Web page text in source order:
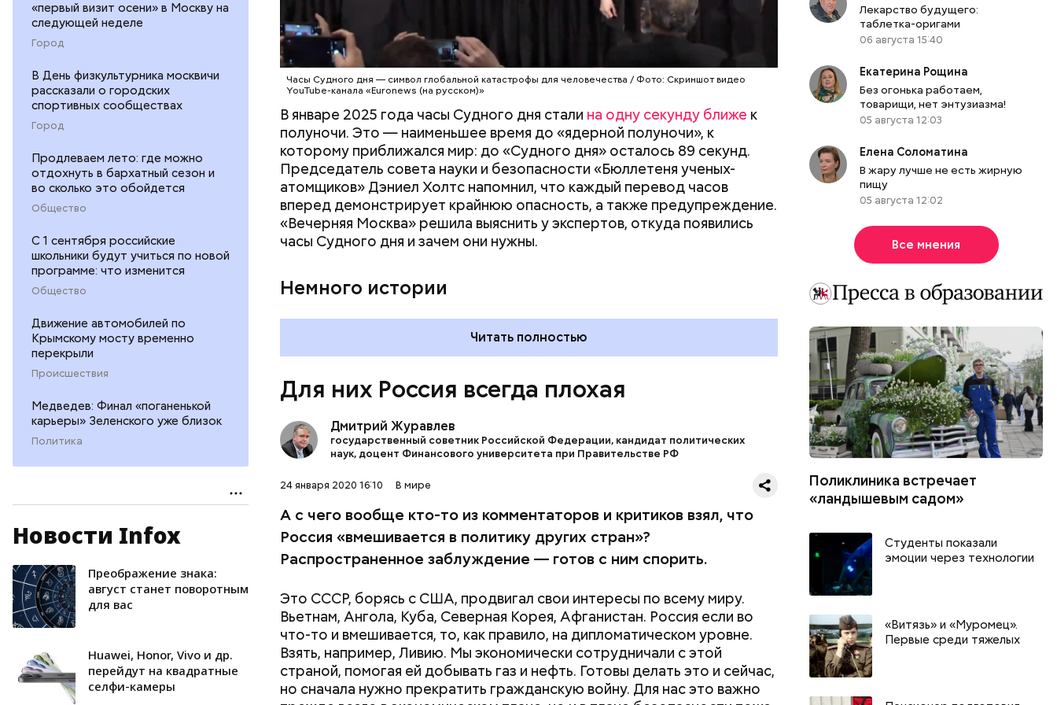
«первый визит осени» в Москву на
следующей неделе
Город
В День физкультурника москвичи
рассказали о городских
спортивных сообществах
Город
Продлеваем лето: где можно
отдохнуть в бархатный сезон и
во сколько это обойдется
Общество
С 1 сентября российские
школьники будут учиться по новой
программе: что изменится
Общество
Движение автомобилей по
Крымскому мосту временно
перекрыли
Происшествия
Медведев: Финал «поганенькой
карьеры» Зеленского уже близок
Политика
Новости Infox
Преображение знака:
август станет поворотным
для вас
Huawei, Honor, Vivo и др.
перейдут на квадратные
селфи-камеры
Часы Судного дня — символ глобальной катастрофы для человечества / Фото: Скриншот видео
YouTube-канала «Euronews (на русском)»
В январе 2025 года часы Судного дня стали на одну секунду ближе к
полуночи. Это — наименьшее время до «ядерной полуночи», к
которому приближался мир: до «Судного дня» осталось 89 секунд.
Председатель совета науки и безопасности «Бюллетеня ученых-
атомщиков» Дэниел Холтс напомнил, что каждый перевод часов
вперед демонстрирует крайнюю опасность, а также предупреждение.
«Вечерняя Москва» решила выяснить у экспертов, откуда появились
часы Судного дня и зачем они нужны.
Немного истории
перспективы отправиться в «атомный рай», с 2007 года на стрелку
часов влияет еще одна глобальная угроза — климатические изменения.
Читать полностью
Для них Россия всегда плохая
Дмитрий Журавлев
государственный советник Российской Федерации, кандидат политических
наук, доцент Финансового университета при Правительстве РФ
24 января 2020 16:10 В мире
А с чего вообще кто-то из комментаторов и критиков взял, что
Россия «вмешивается в политику других стран»?
Распространенное заблуждение — готов с ним спорить.
Это СССР, борясь с США, продвигал свои интересы по всему миру.
Вьетнам, Ангола, Куба, Северная Корея, Афганистан. Россия если во
что-то и вмешивается, то, как правило, на дипломатическом уровне.
Взять, например, Ливию. Мы экономически сотрудничали с этой
страной, помогая ей добывать газ и нефть. Готовы делать это и сейчас,
но сначала нужно прекратить гражданскую войну. Для нас это важно
Ведь аравийская — намного дешевле. Она, во-первых, легко
добывается, а во-вторых, ее в трубах не нужно подогревать. Пока эту
нефть возят в Европу танкерами, мы с саудитами успешно
конкурируем. Если начнут гнать напрямую — понесем колоссальные
убытки, ведь огромная часть нашей экономики — сырьевая. Поэтому
нам в Сирии нужен Башар Асад. Он отстаивает наши интересы, а мы —
его. Вторая и главная причина нашего военного участия в сирийском
конфликте — ИГИЛ (организация, запрещенная на территории РФ —
прим. «ВМ»). Если с ИГИЛ не бороться всеми доступными способами,
то завтра эти бандиты будут в странах Центральной Азии и, что еще
По-настоящему затратная история — Сирия. Зачем она нам? / кадр из фильма «Сирия.
Здесь был рай»
Лекарство будущего:
таблетка-оригами
06 августа 15:40
Екатерина Рощина
Без огонька работаем,
товарищи, нет энтузиазма!
05 августа 12:03
Елена Соломатина
В жару лучше не есть жирную
пищу
05 августа 12:02
Все мнения
Поликлиника встречает
«ландышевым садом»
Студенты показали
эмоции через технологии
«Витязь» и «Муромец».
Первые среди тяжелых